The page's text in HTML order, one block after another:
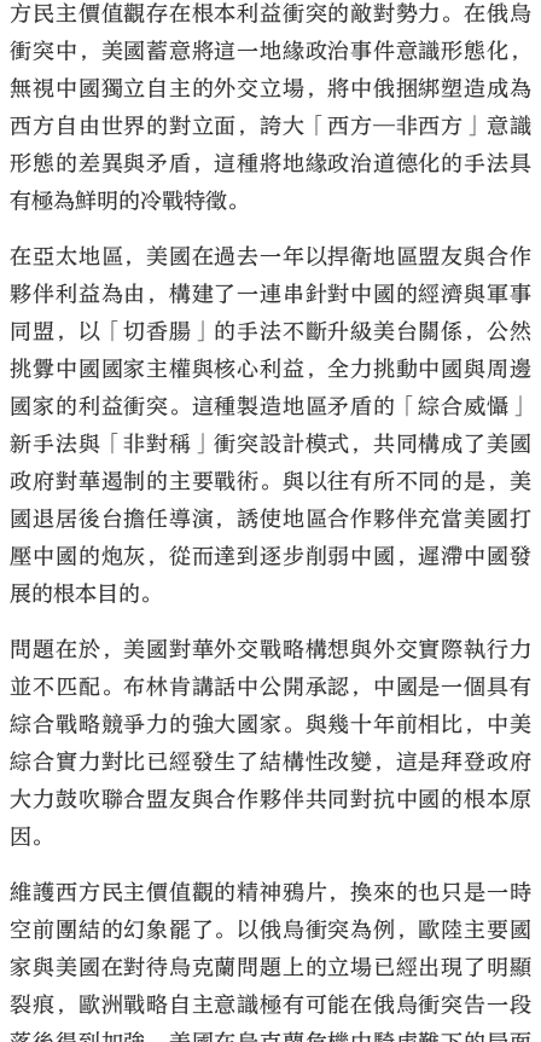
方民主價值觀存在根本利益衝突的敵對勢力。在俄烏
衝突中，美國蓄意將這一地緣政治事件意識形態化，
無視中國獨立自主的外交立場，將中俄捆綁塑造成為
西方自由世界的對立面，誇大「西方─非西方」意識
形態的差異與矛盾，這種將地緣政治道德化的手法具
有極為鮮明的冷戰特徵。
在亞太地區，美國在過去一年以捍衛地區盟友與合作
夥伴利益為由，構建了一連串針對中國的經濟與軍事
同盟，以「切香腸」的手法不斷升級美台關係，公然
挑釁中國國家主權與核心利益，全力挑動中國與周邊
國家的利益衝突。這種製造地區矛盾的「綜合威懾」
新手法與「非對稱」衝突設計模式，共同構成了美國
政府對華遏制的主要戰術。與以往有所不同的是，美
國退居後台擔任導演，誘使地區合作夥伴充當美國打
壓中國的炮灰，從而達到逐步削弱中國，遲滯中國發
展的根本目的。
問題在於，美國對華外交戰略構想與外交實際執行力
並不匹配。布林肯講話中公開承認，中國是一個具有
綜合戰略競爭力的強大國家。與幾十年前相比，中美
綜合實力對比已經發生了結構性改變，這是拜登政府
大力鼓吹聯合盟友與合作夥伴共同對抗中國的根本原
因。
維護西方民主價值觀的精神鴉片，換來的也只是一時
空前團結的幻象罷了。以俄烏衝突為例，歐陸主要國
家與美國在對待烏克蘭問題上的立場已經出現了明顯
裂痕，歐洲戰略自主意識極有可能在俄烏衝突告一段